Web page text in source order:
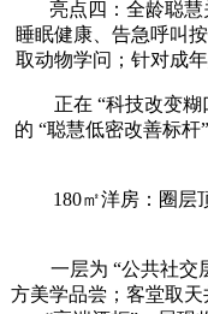
亮点四：全龄聪慧关
睡眠健康、告急呼叫
取动物学问；针对成
正在 “科技改变糊口
的 “聪慧低密改善标
180㎡洋房：圈层顶
一层为 “公共社交层
方美学品尝；客堂取